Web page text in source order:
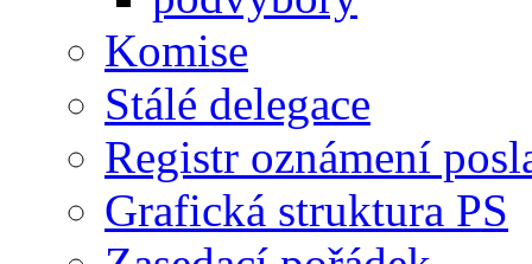
Komise
Stálé delegace
Registr oznámení
Grafická struktura PS